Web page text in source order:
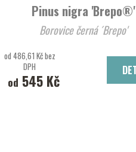
Pinus nigra 'Brepo®'
Borovice černá ´Brepo'
od 486,61 Kč bez
DPH
od 545 Kč